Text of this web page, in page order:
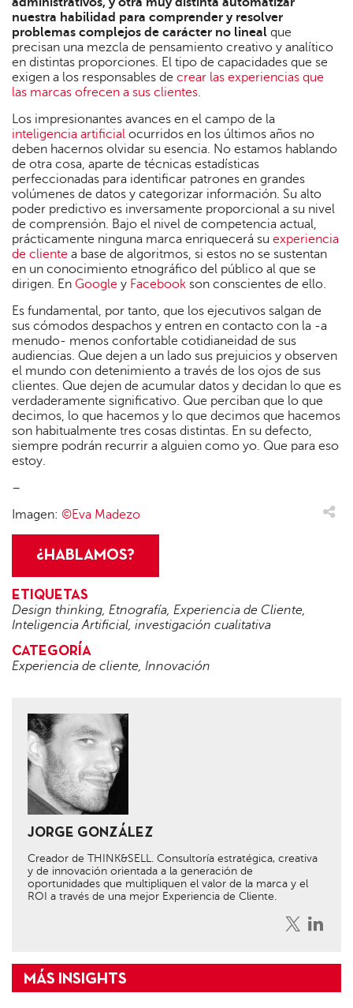
nuestra habilidad para comprender y resolver
problemas complejos de carácter no lineal que
precisan una mezcla de pensamiento creativo y analítico
en distintas proporciones. El tipo de capacidades que se
exigen a los responsables de crear las experiencias que
las marcas ofrecen a sus clientes.
Los impresionantes avances en el campo de la
inteligencia artificial ocurridos en los últimos años no
deben hacernos olvidar su esencia. No estamos hablando
de otra cosa, aparte de técnicas estadísticas
perfeccionadas para identificar patrones en grandes
volúmenes de datos y categorizar información. Su alto
poder predictivo es inversamente proporcional a su nivel
de comprensión. Bajo el nivel de competencia actual,
prácticamente ninguna marca enriquecerá su experiencia
de cliente a base de algoritmos, si estos no se sustentan
en un conocimiento etnográfico del público al que se
dirigen. En Google y Facebook son conscientes de ello.
Es fundamental, por tanto, que los ejecutivos salgan de
sus cómodos despachos y entren en contacto con la -a
menudo- menos confortable cotidianeidad de sus
audiencias. Que dejen a un lado sus prejuicios y observen
el mundo con detenimiento a través de los ojos de sus
clientes. Que dejen de acumular datos y decidan lo que es
verdaderamente significativo. Que perciban que lo que
decimos, lo que hacemos y lo que decimos que hacemos
son habitualmente tres cosas distintas. En su defecto,
siempre podrán recurrir a alguien como yo. Que para eso
estoy.
–
Imagen: ©Eva Madezo
¿HABLAMOS?
ETIQUETAS
Design thinking, Etnografía, Experiencia de Cliente,
Inteligencia Artificial, investigación cualitativa
CATEGORÍA
Experiencia de cliente, Innovación
JORGE GONZÁLEZ
Creador de THINK&SELL. Consultoría estratégica, creativa
y de innovación orientada a la generación de
oportunidades que multipliquen el valor de la marca y el
ROI a través de una mejor Experiencia de Cliente.